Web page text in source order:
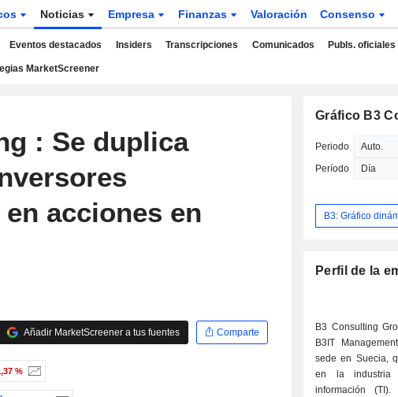
Noticias Empresa Finanzas Valoración Consenso
Eventos destacados Insiders Transcripciones Comunicados Publs. oficiales
MarketScreener
: Se duplica
acciones en
Añadir MarketScreener a tus fuentes
Comparte
%
Gráfico B3
Periodo
Período
B3: Gráfico
Perfil de la
B3 Consulting
B3IT
sede en Suecia,
en la
información